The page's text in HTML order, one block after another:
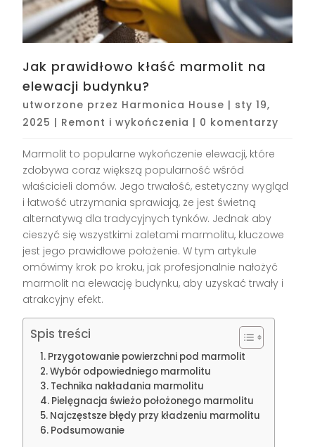
Jak prawidłowo kłaść marmolit na
elewacji budynku?
utworzone przez Harmonica House | sty 19,
2025 | Remont i wykończenia | 0 komentarzy
Marmolit to popularne wykończenie elewacji, które
zdobywa coraz większą popularność wśród
właścicieli domów. Jego trwałość, estetyczny wygląd
i łatwość utrzymania sprawiają, że jest świetną
alternatywą dla tradycyjnych tynków. Jednak aby
cieszyć się wszystkimi zaletami marmolitu, kluczowe
jest jego prawidłowe położenie. W tym artykule
omówimy krok po kroku, jak profesjonalnie nałożyć
marmolit na elewację budynku, aby uzyskać trwały i
atrakcyjny efekt.
Spis treści
Przygotowanie powierzchni pod marmolit
Wybór odpowiedniego marmolitu
Technika nakładania marmolitu
Pielęgnacja świeżo położonego marmolitu
Najczęstsze błędy przy kładzeniu marmolitu
Podsumowanie